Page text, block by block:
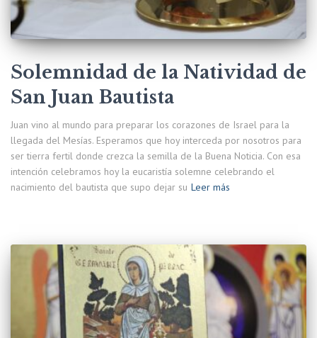
Solemnidad de la Natividad de
San Juan Bautista
Juan vino al mundo para preparar los corazones de Israel para la
llegada del Mesías. Esperamos que hoy interceda por nosotros para
ser tierra fertil donde crezca la semilla de la Buena Noticia. Con esa
intención celebramos hoy la eucaristía solemne celebrando el
nacimiento del bautista que supo dejar su Leer más